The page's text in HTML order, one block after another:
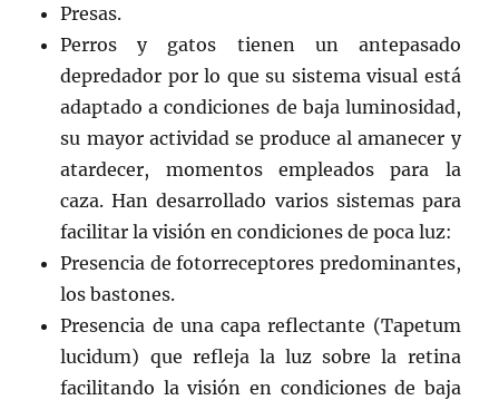
Presas.
Perros y gatos tienen un antepasado
depredador por lo que su sistema visual está
adaptado a condiciones de baja luminosidad,
su mayor actividad se produce al amanecer y
atardecer, momentos empleados para la
caza. Han desarrollado varios sistemas para
facilitar la visión en condiciones de poca luz:
Presencia de fotorreceptores predominantes,
los bastones.
Presencia de una capa reflectante (Tapetum
lucidum) que refleja la luz sobre la retina
facilitando la visión en condiciones de baja